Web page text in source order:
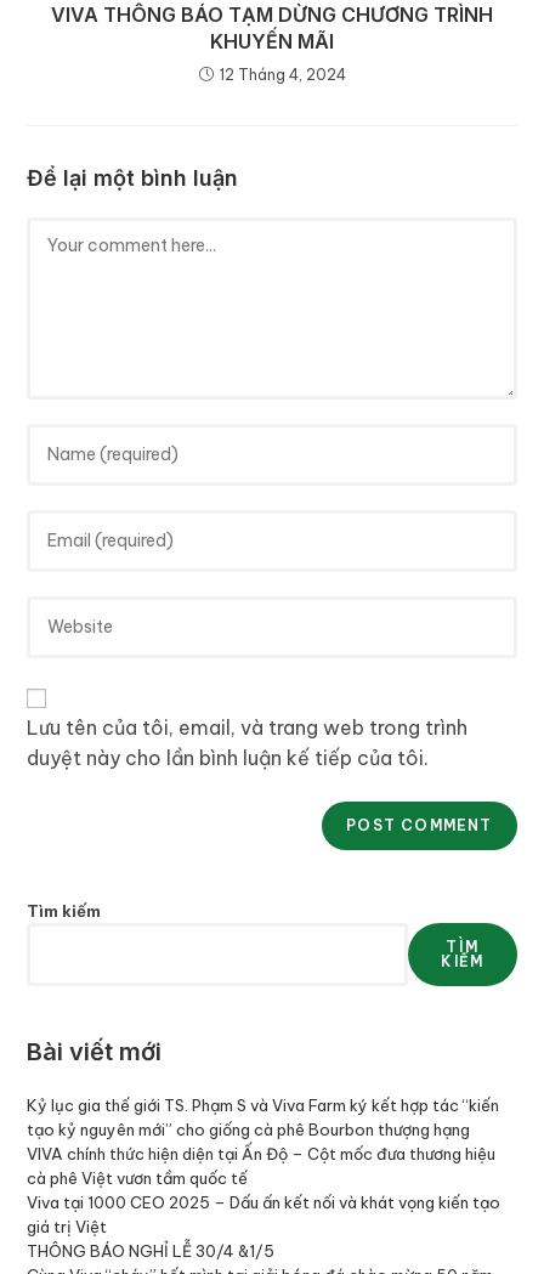
VIVA THÔNG BÁO TẠM DỪNG CHƯƠNG TRÌNH
KHUYẾN MÃI
12 Tháng 4, 2024
Để lại một bình luận
Lưu tên của tôi, email, và trang web trong trình
duyệt này cho lần bình luận kế tiếp của tôi.
Tìm kiếm
TÌM
KIẾM
Bài viết mới
Kỷ lục gia thế giới TS. Phạm S và Viva Farm ký kết hợp tác “kiến
tạo kỷ nguyên mới” cho giống cà phê Bourbon thượng hạng
VIVA chính thức hiện diện tại Ấn Độ – Cột mốc đưa thương hiệu
cà phê Việt vươn tầm quốc tế
Viva tại 1000 CEO 2025 – Dấu ấn kết nối và khát vọng kiến tạo
giá trị Việt
THÔNG BÁO NGHỈ LỄ 30/4 &1/5